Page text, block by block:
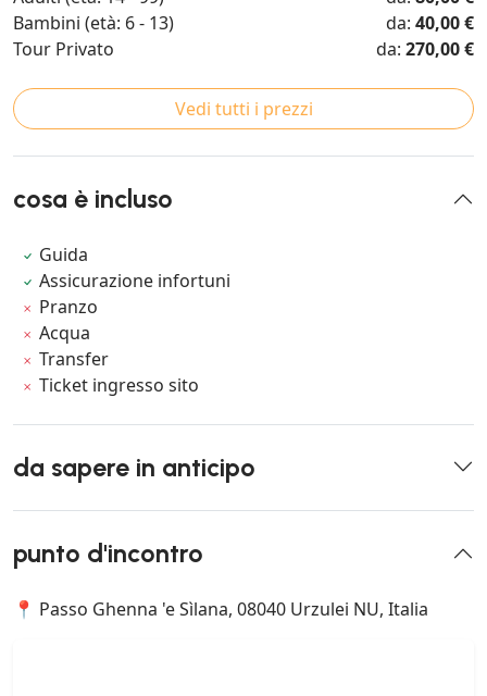
Bambini (età: 6 - 13)
da: 40,00 €
Tour Privato
da: 270,00 €
Vedi tutti i prezzi
cosa è incluso
Guida
Assicurazione infortuni
Pranzo
Acqua
Transfer
Ticket ingresso sito
da sapere in anticipo
punto d'incontro
📍 Passo Ghenna 'e Sìlana, 08040 Urzulei NU, Italia